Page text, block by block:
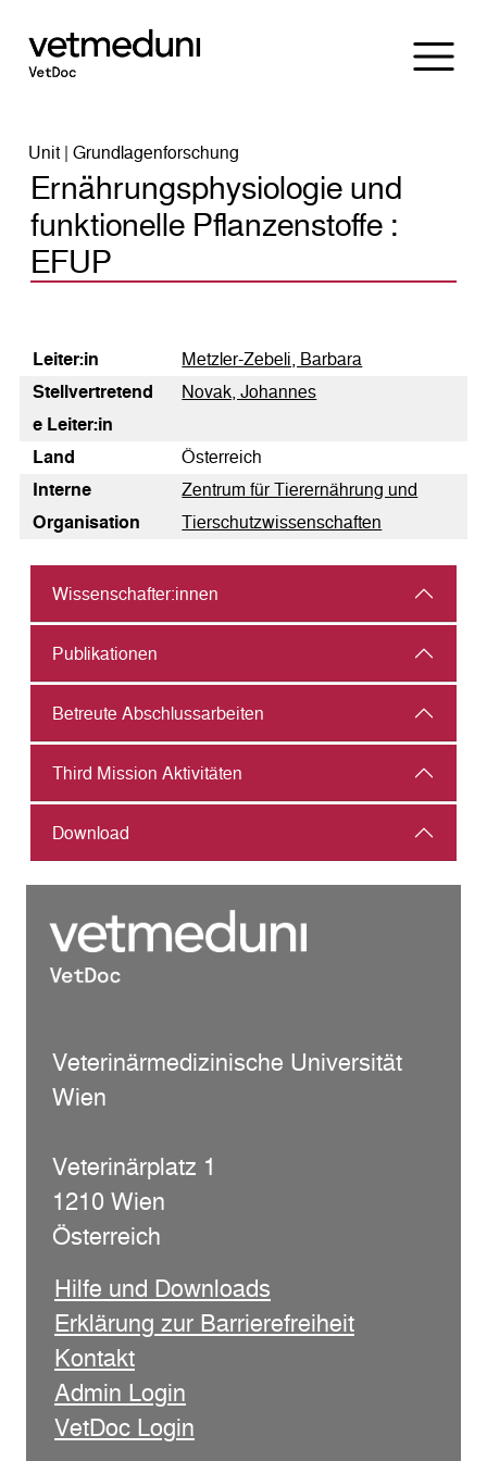
Unit | Grundlagenforschung
Ernährungsphysiologie und
funktionelle Pflanzenstoffe :
EFUP
Leiter:in
Metzler-Zebeli, Barbara
Stellvertretend
e Leiter:in
Novak, Johannes
Land
Österreich
Interne
Organisation
Zentrum für Tierernährung und
Tierschutzwissenschaften
Wissenschafter:innen
Publikationen
Betreute Abschlussarbeiten
Third Mission Aktivitäten
Download
Veterinärmedizinische Universität
Wien
Veterinärplatz 1
1210 Wien
Österreich
Hilfe und Downloads
Erklärung zur Barrierefreiheit
Kontakt
Admin Login
VetDoc Login